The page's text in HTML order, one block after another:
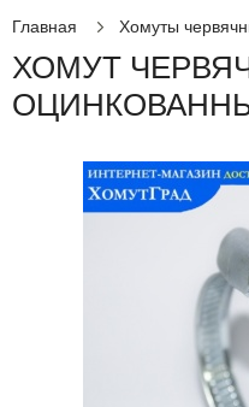
Главная Хомуты
ХОМУТ